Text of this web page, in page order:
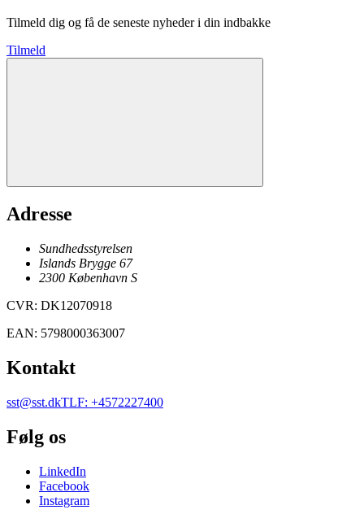
Tilmeld dig og få de seneste nyheder i din indbakke
Tilmeld
Adresse
Sundhedsstyrelsen
Islands Brygge 67
2300 København S
CVR: DK12070918
EAN: 5798000363007
Kontakt
sst@sst.dkTLF: +4572227400
Følg os
LinkedIn
Facebook
Instagram